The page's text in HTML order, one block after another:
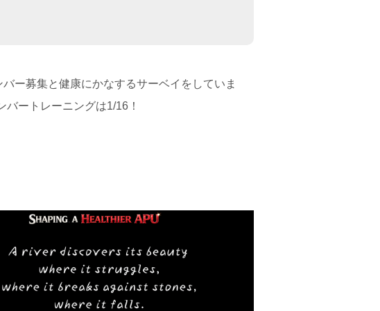
ー募集と健康にかなするサーベイをしていま
ートレーニングは1/16！